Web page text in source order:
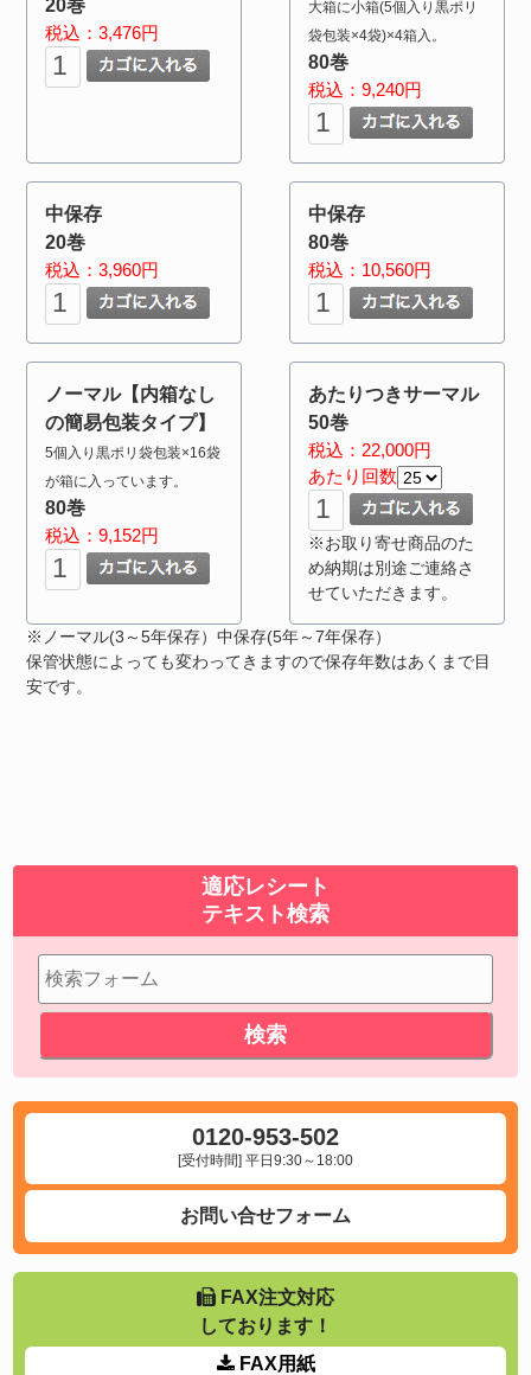
20巻
税込：3,476円
大箱に小箱(5個入り黒ポリ
袋包装×4袋)×4箱入。
80巻
税込：9,240円
中保存
20巻
税込：3,960円
中保存
80巻
税込：10,560円
ノーマル【内箱なし
の簡易包装タイプ】
5個入り黒ポリ袋包装×16袋
が箱に入っています。
80巻
税込：9,152円
あたりつきサーマル
50巻
税込：22,000円
あたり回数
※お取り寄せ商品のた
め納期は別途ご連絡さ
せていただきます。
※ノーマル(3～5年保存）中保存(5年～7年保存）
保管状態によっても変わってきますので保存年数はあくまで目
安です。
適応レシート
テキスト検索
0120-953-502
[受付時間] 平日9:30～18:00
お問い合せフォーム
FAX注文対応
しております！
FAX用紙